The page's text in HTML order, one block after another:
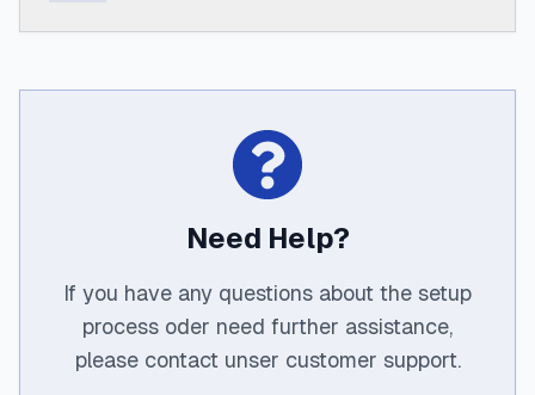
Need Help?
If you have any questions about the setup
process oder need further assistance,
please contact unser customer support.